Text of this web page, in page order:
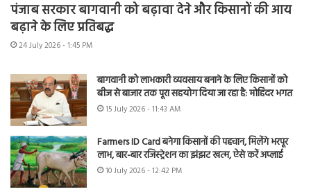
पंजाब सरकार बागवानी को बढ़ावा देने और किसानों की आय
बढ़ाने के लिए प्रतिबद्ध
24 July 2026 - 1:45 PM
बागवानी को लाभकारी व्यवसाय बनाने के लिए किसानों को
बीज से बाजार तक पूरा सहयोग दिया जा रहा है: मोहिंदर भगत
15 July 2026 - 11:43 AM
Farmers ID Card बनेगा किसानों की पहचान, मिलेंगे भरपूर
लाभ, बार-बार रजिस्ट्रेशन का झंझट खत्म, ऐसे करें अप्लाई
10 July 2026 - 12:42 PM